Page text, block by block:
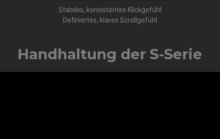
Stabiles, konsistentes Klickgefühl
Definiertes, klares Scrollgefühl
Handhaltung der S-Serie